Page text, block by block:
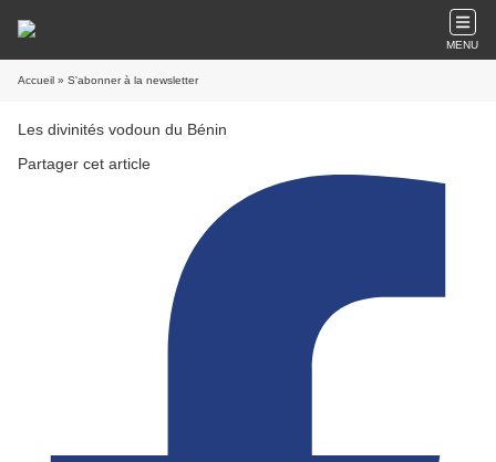
MENU
Accueil » S'abonner à la newsletter
Les divinités vodoun du Bénin
Partager cet article